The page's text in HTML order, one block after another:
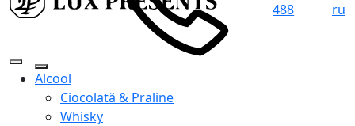
488
ru
Alcool
Ciocolată & Praline
Whisky